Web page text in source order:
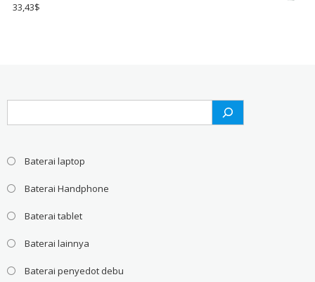
33,43$
Baterai laptop
Baterai Handphone
Baterai tablet
Baterai lainnya
Baterai penyedot debu